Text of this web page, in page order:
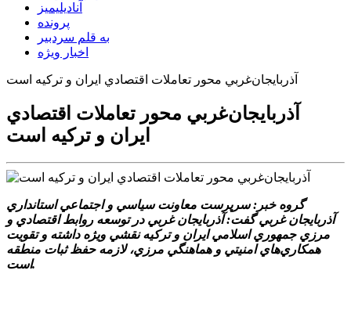
آنادیلیمیز
پرونده
به قلم سردبیر
اخبار ویژه
آذربايجان‌غربي محور تعاملات اقتصادي ايران و ترکيه است
آذربايجان‌غربي محور تعاملات اقتصادي
ايران و ترکيه است
گروه خبر: سرپرست معاونت سياسي و اجتماعي استانداري
آذربايجان غربي گفت: آذربايجان غربي در توسعه روابط اقتصادي و
مرزي جمهوري اسلامي ايران و ترکيه نقشي ويژه داشته و تقويت
همکاري‌هاي امنيتي و هماهنگي مرزي، لازمه حفظ ثبات منطقه
است.